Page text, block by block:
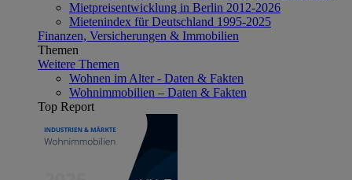
Mietpreisentwicklung in Berlin 2012-2026
Mietenindex für Deutschland 1995-2025
Finanzen, Versicherungen & Immobilien
Themen
Weitere Themen
Wohnen im Alter - Daten & Fakten
Wohnimmobilien – Daten & Fakten
Top Report